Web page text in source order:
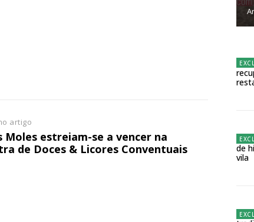
12 meses
Acesso ao conteúdo online
Acesso aos conteúdos
artigo
Moles estreiam-se a vencer na
de Doces & Licores Conventuais
de
vila